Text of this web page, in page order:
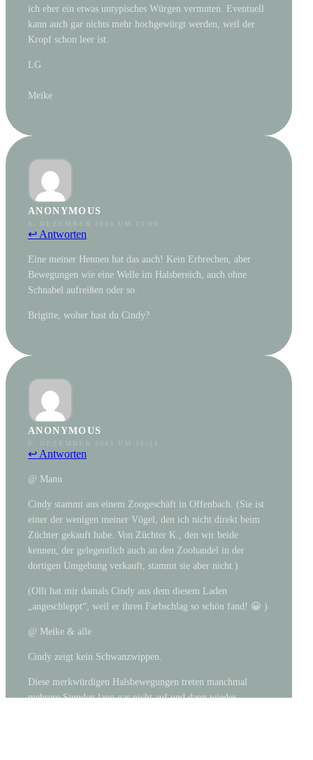
ich eher ein etwas untypisches Würgen vermuten. Eventuell
kann auch gar nichts mehr hochgewürgt werden, weil der
Kropf schon leer ist.
LG
Meike
ANONYMOUS
↩ Antworten
Eine meiner Hennen hat das auch! Kein Erbrechen, aber
Bewegungen wie eine Welle im Halsbereich, auch ohne
Schnabel aufreißen oder so.
Brigitte, woher hast du Cindy?
ANONYMOUS
↩ Antworten
@ Manu
Cindy stammt aus einem Zoogeschäft in Offenbach. (Sie ist
einer der wenigen meiner Vögel, den ich nicht direkt beim
Züchter gekauft habe. Von Züchter K., den wir beide
kennen, der gelegentlich auch an den Zoohandel in der
dortigen Umgebung verkauft, stammt sie aber nicht.)
(Olli hat mir damals Cindy aus dem diesem Laden
„angeschleppt“, weil er ihren Farbschlag so schön fand! 😀 )
@ Meike & alle
Cindy zeigt kein Schwanzwippen.
Diese merkwürdigen Halsbewegungen treten manchmal
mehrere Stunden lang gar nicht auf und dann wieder